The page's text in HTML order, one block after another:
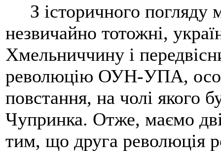
З історичного погляду
незвичайно тотожні,
Хмельниччину і
революцію ОУН-УПА,
повстання, на чолі якого
Чупринка. Отже, маємо
тим, що друга революція